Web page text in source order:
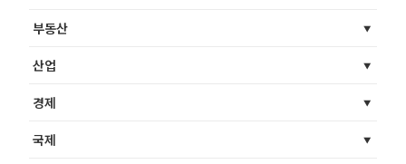
부동산
산업
경제
국제